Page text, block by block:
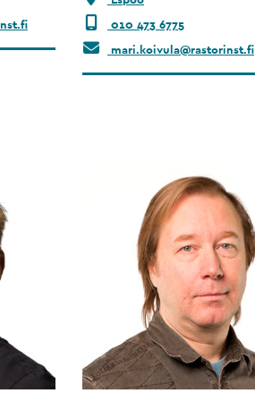
010 473 6775
mari.koivula@rastorinst.fi